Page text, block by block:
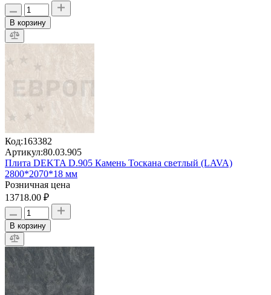
В корзину
Код:163382
Артикул:80.03.905
Плита DEKTA D.905 Камень Тоскана светлый (LAVA)
2800*2070*18 мм
Розничная цена
13718.00 ₽
В корзину